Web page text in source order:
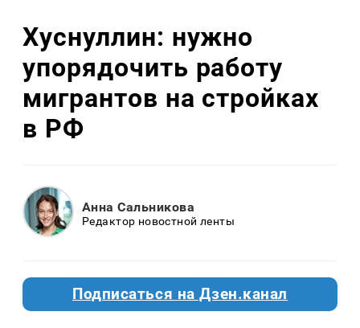
Хуснуллин: нужно
упорядочить работу
мигрантов на стройках
в РФ
Анна Сальникова
Редактор новостной ленты
Подписаться на Дзен.канал